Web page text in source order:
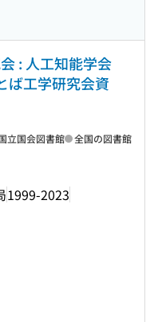
: 人工知能学会
ば工学研究会資
1999-2023
立国会図書館 全国の図書館